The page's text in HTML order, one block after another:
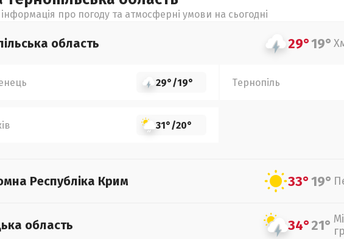
про погоду та атмосферні умови на сьогодні
область 29°19°
29°/19° Тернопіль
31°/20°
Республіка Крим 33°19°
область 34°21°